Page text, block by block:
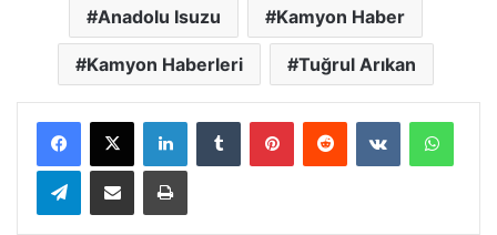
Anadolu Isuzu Kamyon Haber
Kamyon Haberleri Tuğrul Arıkan
LinkedInTumblr PinterestReddit VKontakte
TelegramE-Posta ile paylaş Yazdır